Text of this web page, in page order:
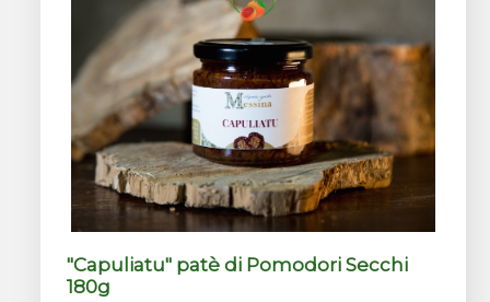
"Capuliatu" patè di Pomodori Secchi
180g